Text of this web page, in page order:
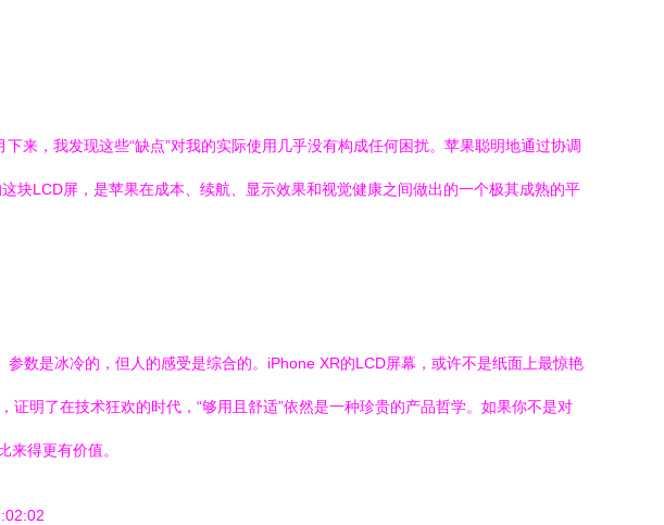
来，我发现这些“缺点”对我的实际使用几乎没有构成任何困扰。苹果聪明地通过协调
块LCD屏，是苹果在成本、续航、显示效果和视觉健康之间做出的一个极其成熟的平
数是冰冷的，但人的感受是综合的。iPhone XR的LCD屏幕，或许不是纸面上最惊艳
明了在技术狂欢的时代，“够用且舒适”依然是一种珍贵的产品哲学。如果你不是对
得更有价值。